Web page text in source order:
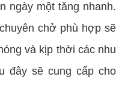
ngày một tăng nhanh.
chở phù hợp sẽ
và kịp thời các nhu
đây sẽ cung cấp cho